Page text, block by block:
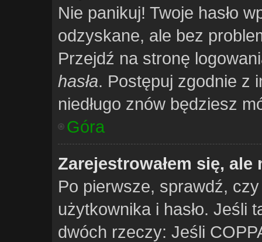
Nie panikuj! Twoje hasło
odzyskane, ale bez
Przejdź na stronę
hasła. Postępuj zgodnie z
niedługo znów będziesz
Góra
Zarejestrowałem się,
Po pierwsze, sprawdź,
użytkownika i hasło. Jeśli
dwóch rzeczy: Jeśli